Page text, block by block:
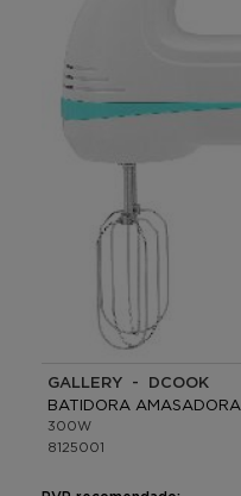
GALLERY - DCOOK
BATIDORA AMASADORA
300W
8125001